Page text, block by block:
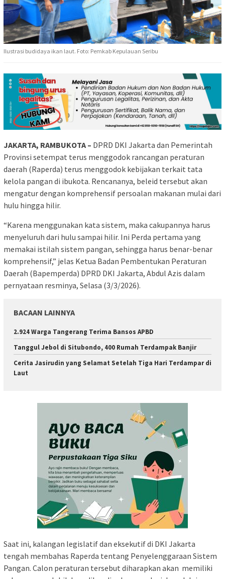
Ilustrasi budidaya ikan laut. Foto: Pemkab Kepulauan Seribu
JAKARTA, RAMBUKOTA – DPRD DKI Jakarta dan Pemerintah
Provinsi setempat terus menggodok rancangan peraturan
daerah (Raperda) terus menggodok kebijakan terkait tata
kelola pangan di ibukota. Rencananya, beleid tersebut akan
mengatur dengan komprehensif persoalan makanan mulai dari
hulu hingga hilir.
“Karena menggunakan kata sistem, maka cakupannya harus
menyeluruh dari hulu sampai hilir. Ini Perda pertama yang
memakai istilah sistem pangan, sehingga harus benar-benar
komprehensif,” jelas Ketua Badan Pembentukan Peraturan
Daerah (Bapemperda) DPRD DKI Jakarta, Abdul Azis dalam
pernyataan resminya, Selasa (3/3/2026).
BACAAN LAINNYA
2.924 Warga Tangerang Terima Bansos APBD
Tanggul Jebol di Situbondo, 400 Rumah Terdampak Banjir
Cerita Jasirudin yang Selamat Setelah Tiga Hari Terdampar di
Laut
Saat ini, kalangan legislatif dan eksekutif di DKI Jakarta
tengah membahas Raperda tentang Penyelenggaraan Sistem
Pangan. Calon peraturan tersebut diharapkan akan memiliki